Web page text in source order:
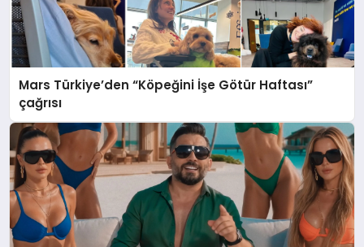
Mars Türkiye’den “Köpeğini İşe Götür Haftası”
çağrısı